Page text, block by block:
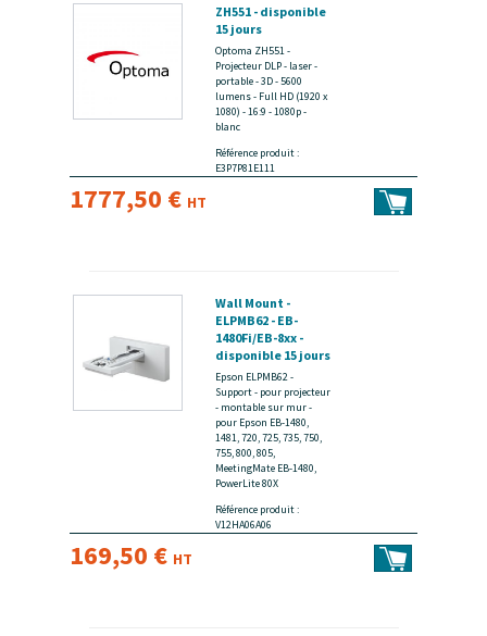
ZH551 - disponible
15 jours
Optoma ZH551 -
Projecteur DLP - laser -
portable - 3D - 5600
lumens - Full HD (1920 x
1080) - 16:9 - 1080p -
blanc
Référence produit :
E3P7P81E111
1777,50 € HT
Wall Mount -
ELPMB62 - EB-
1480Fi/EB-8xx -
disponible 15 jours
Epson ELPMB62 -
Support - pour projecteur
- montable sur mur -
pour Epson EB-1480,
1481, 720, 725, 735, 750,
755, 800, 805,
MeetingMate EB-1480,
PowerLite 80X
Référence produit :
V12HA06A06
169,50 € HT